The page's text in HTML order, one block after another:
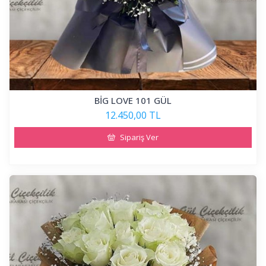
BİG LOVE 101 GÜL
12.450,00 TL
Sipariş Ver